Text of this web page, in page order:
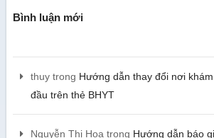
Bình luận mới
thuytrong Hướng dẫn thay đổi nơi
đầu trên thẻ BHYT
Nguyễn Thị Hoa trong Hướng dẫn báo